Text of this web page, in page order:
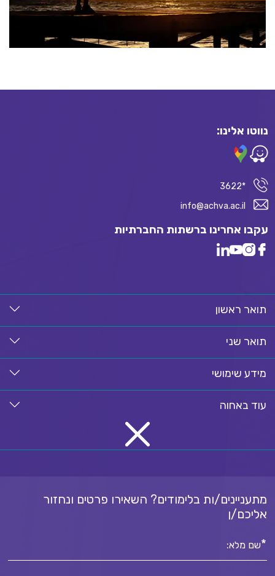
נווטו אלינו:
*3622
info@achva.ac.il
עקבו אחרינו ברשתות החברתיות
תואר ראשון
תואר שני
מידע שימושי
עוד באחוה
מתעניינים/ות בלימודים? השאירו פרטים ונחזור
אליכם/ן
שם מלא:*